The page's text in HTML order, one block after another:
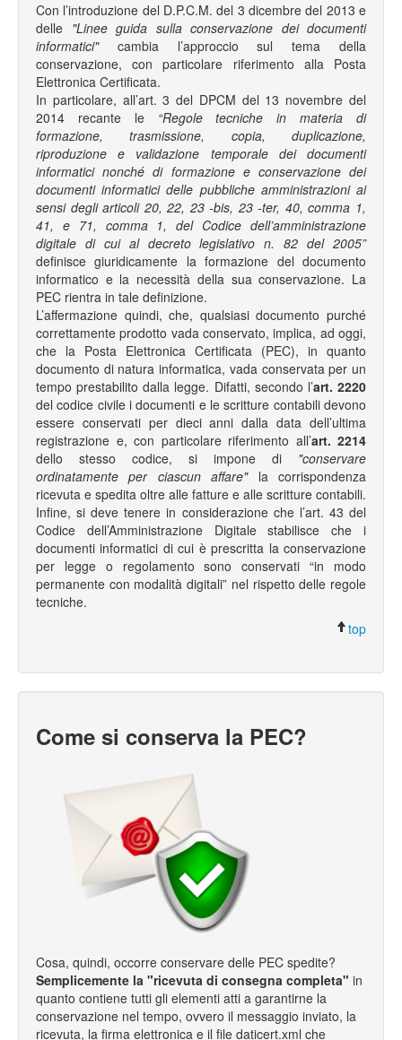
Con l’introduzione del D.P.C.M. del 3 dicembre del 2013 e
delle "Linee guida sulla conservazione dei documenti
informatici"cambia l’approccio sul tema della
conservazione, con particolare riferimento alla Posta
Elettronica Certificata.
In particolare, all’art. 3 del DPCM del 13 novembre del
2014 recante le “Regole tecniche in materia di
formazione, trasmissione, copia, duplicazione,
riproduzione e validazione temporale dei documenti
informatici nonché di formazione e conservazione dei
documenti informatici delle pubbliche amministrazioni ai
sensi degli articoli 20, 22, 23 -bis, 23 -ter, 40, comma 1,
41, e 71, comma 1, del Codice dell’amministrazione
digitale di cui al decreto legislativo n. 82 del 2005”
definisce giuridicamente la formazione del documento
informatico e la necessità della sua conservazione. La
PEC rientra in tale definizione.
L’affermazione quindi, che, qualsiasi documento purché
correttamente prodotto vada conservato, implica, ad oggi,
che la Posta Elettronica Certificata (PEC), in quanto
documento di natura informatica, vada conservata per un
tempo prestabilito dalla legge. Difatti, secondo l’art. 2220
del codice civile i documenti e le scritture contabili devono
essere conservati per dieci anni dalla data dell’ultima
registrazione e, con particolare riferimento all’art. 2214
dello stesso codice, si impone di "conservare
ordinatamente per ciascun affare"la corrispondenza
ricevuta e spedita oltre alle fatture e alle scritture contabili.
Infine, si deve tenere in considerazione che l’art. 43 del
Codice dell’Amministrazione Digitale stabilisce che i
documenti informatici di cui è prescritta la conservazione
per legge o regolamento sono conservati “in modo
permanente con modalità digitali” nel rispetto delle regole
tecniche.
top
Come si conserva la PEC?
Cosa, quindi, occorre conservare delle PEC spedite?
Semplicemente la "ricevuta di consegna completa" in
quanto contiene tutti gli elementi atti a garantirne la
conservazione nel tempo, ovvero il messaggio inviato, la
ricevuta, la firma elettronica e il file daticert.xml che